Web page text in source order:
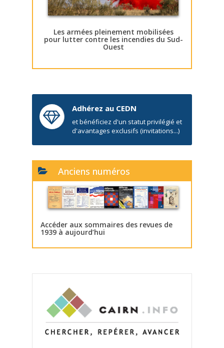
Les armées pleinement mobilisées
pour lutter contre les incendies du Sud-
Ouest
Adhérez au CEDN
et bénéficiez d'un statut privilégié et
d'avantages exclusifs (invitations...)
Anciens numéros
Accéder aux sommaires des revues de
1939 à aujourd’hui